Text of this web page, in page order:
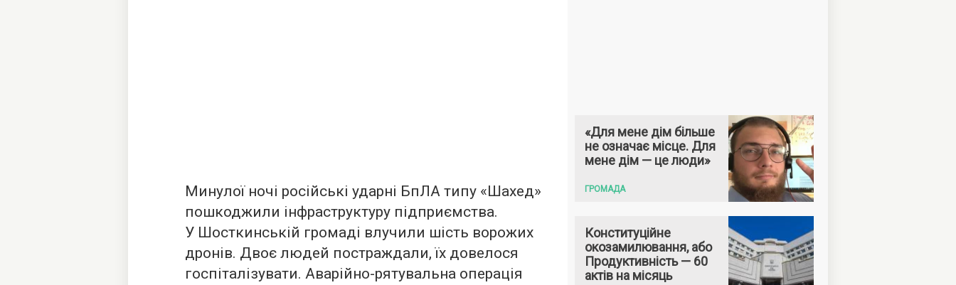
Минулої ночі російські ударні БпЛА типу «Шахед»
пошкоджили інфраструктуру підприємства.
У Шосткинській громаді влучили шість ворожих
дронів. Двоє людей постраждали, їх довелося
госпіталізувати. Аварійно-рятувальна операція
«Для мене дім більше
не означає місце. Для
мене дім — це люди»
ГРОМАДА
Конституційне
окозамилювання, або
Продуктивність — 60
актів на місяць